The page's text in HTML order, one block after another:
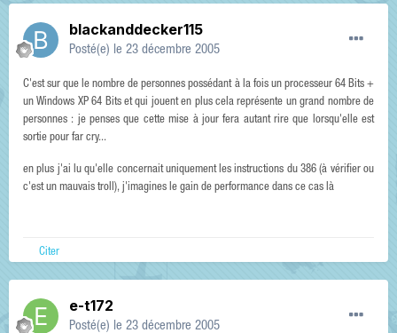
blackanddecker115
Posté(e) le 23 décembre 2005
C'est sur que le nombre de personnes possédant à la fois un processeur 64 Bits +
un Windows XP 64 Bits et qui jouent en plus cela représente un grand nombre de
personnes : je penses que cette mise à jour fera autant rire que lorsqu'elle est
sortie pour far cry...
en plus j'ai lu qu'elle concernait uniquement les instructions du 386 (à vérifier ou
c'est un mauvais troll), j'imagines le gain de performance dans ce cas là
Citer
e-t172
Posté(e) le 23 décembre 2005